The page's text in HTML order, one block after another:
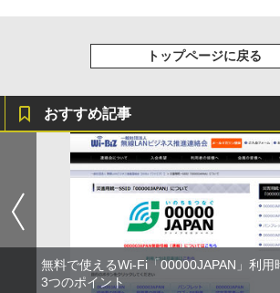
トップページに戻る
おすすめ記事
無料で使えるWi-Fi「00000JAPAN」利用
3つのポイント